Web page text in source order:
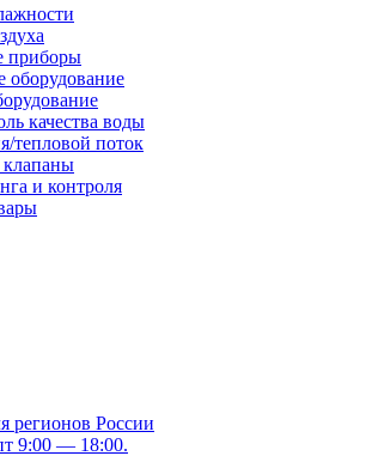
приборы
оборудование
качества воды
тепловой поток
и контроля
регионов России
9:00 — 18:00.